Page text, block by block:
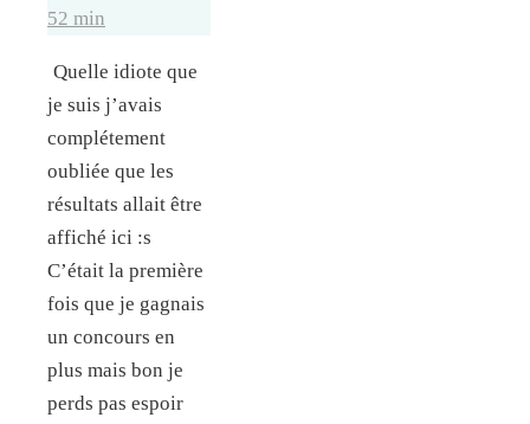
52 min
Quelle idiote que
je suis j’avais
complétement
oubliée que les
résultats allait être
affiché ici :s
C’était la première
fois que je gagnais
un concours en
plus mais bon je
perds pas espoir